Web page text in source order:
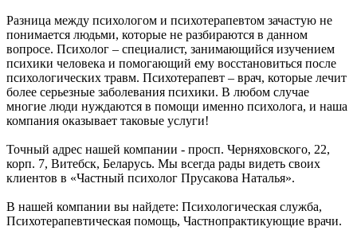
Разница между психологом и психотерапевтом зачастую не
понимается людьми, которые не разбираются в данном
вопросе. Психолог – специалист, занимающийся изучением
психики человека и помогающий ему восстановиться после
психологических травм. Психотерапевт – врач, которые лечит
более серьезные заболевания психики. В любом случае
многие люди нуждаются в помощи именно психолога, и наша
компания оказывает таковые услуги!
Точный адрес нашей компании - просп. Черняховского, 22,
корп. 7, Витебск, Беларусь. Мы всегда рады видеть своих
клиентов в «Частный психолог Прусакова Наталья».
В нашей компании вы найдете: Психологическая служба,
Психотерапевтическая помощь, Частнопрактикующие врачи.